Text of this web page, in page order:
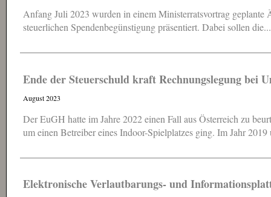
Anfang Juli 2023 wurden in einem Ministerratsvortrag
steuerlichen Spendenbegünstigung präsentiert. Dabei sollen die...
Ende der Steuerschuld kraft Rechnungslegung bei
August 2023
Der EuGH hatte im Jahre 2022 einen Fall aus Österreich zu
um einen Betreiber eines Indoor-Spielplatzes ging. Im Jahr
Elektronische Verlautbarungs- und